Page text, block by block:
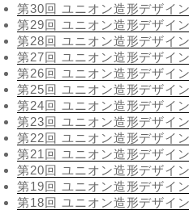
第30回 ユニオン造形デザイ
第29回 ユニオン造形デザイ
第28回 ユニオン造形デザイ
第27回 ユニオン造形デザイ
第26回 ユニオン造形デザイ
第25回 ユニオン造形デザイ
第24回 ユニオン造形デザイ
第23回 ユニオン造形デザイ
第22回 ユニオン造形デザイ
第21回 ユニオン造形デザイ
第20回 ユニオン造形デザイ
第19回 ユニオン造形デザイ
第18回 ユニオン造形デザイ